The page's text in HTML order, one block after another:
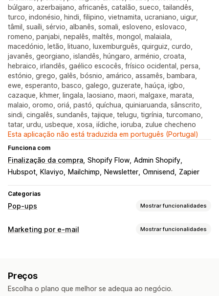
búlgaro, azerbaijano, africanês, catalão, sueco, tailandês,
turco, indonésio, hindi, filipino, vietnamita, ucraniano, uigur,
tâmil, suaíli, sérvio, albanês, somali, esloveno, eslovaco,
romeno, panjabi, nepalês, maltês, mongol, malaiala,
macedónio, letão, lituano, luxemburguês, quirguiz, curdo,
javanês, georgiano, islandês, húngaro, arménio, croata,
hebraico, irlandês, gaélico escocês, frísico ocidental, persa,
estónio, grego, galês, bósnio, amárico, assamês, bambara,
ewe, esperanto, basco, galego, guzerate, haúça, igbo,
cazaque, khmer, lingala, laosiano, maori, malgaxe, marata,
malaio, oromo, oriá, pastó, quíchua, quiniaruanda, sânscrito,
sindi, cingalês, sundanês, tajique, telugu, tigrínia, turcomano,
tatar, urdu, usbeque, xosa, iídiche, ioruba, zulue checheno
Esta aplicação não está traduzida em português (Portugal)
Funciona com
Finalização da compra Shopify Flow Admin Shopify
Hubspot
Klaviyo Mailchimp Newsletter Omnisend Zapier
Categorias
Pop-ups Mostrar funcionalidades
Tipos de pop-ups
Temporizadores de contagem decrescente
Formulários
Banners Anúncios Jogos
Inquéritos
Marketing por e-mail Mostrar funcionalidades
Redes sociais
Páginas de destino Descontos Recompensas
Promoções
Preços
Escolha o plano que melhor se adequa ao negócio.